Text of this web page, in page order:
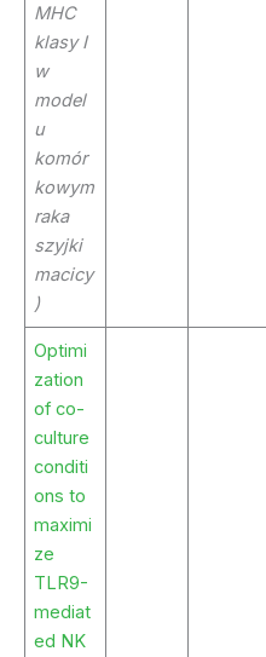
MHC
klasy I
w
model
u
komór
kowym
raka
szyjki
macicy
)
Optimi
zation
of co-
culture
conditi
ons to
maximi
ze
TLR9-
mediat
ed NK